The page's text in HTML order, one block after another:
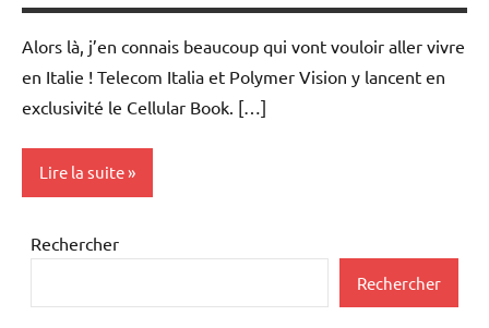
Alors là, j’en connais beaucoup qui vont vouloir aller vivre
en Italie ! Telecom Italia et Polymer Vision y lancent en
exclusivité le Cellular Book. […]
Lire la suite
Téléphonie
mobile
Rechercher
Rechercher